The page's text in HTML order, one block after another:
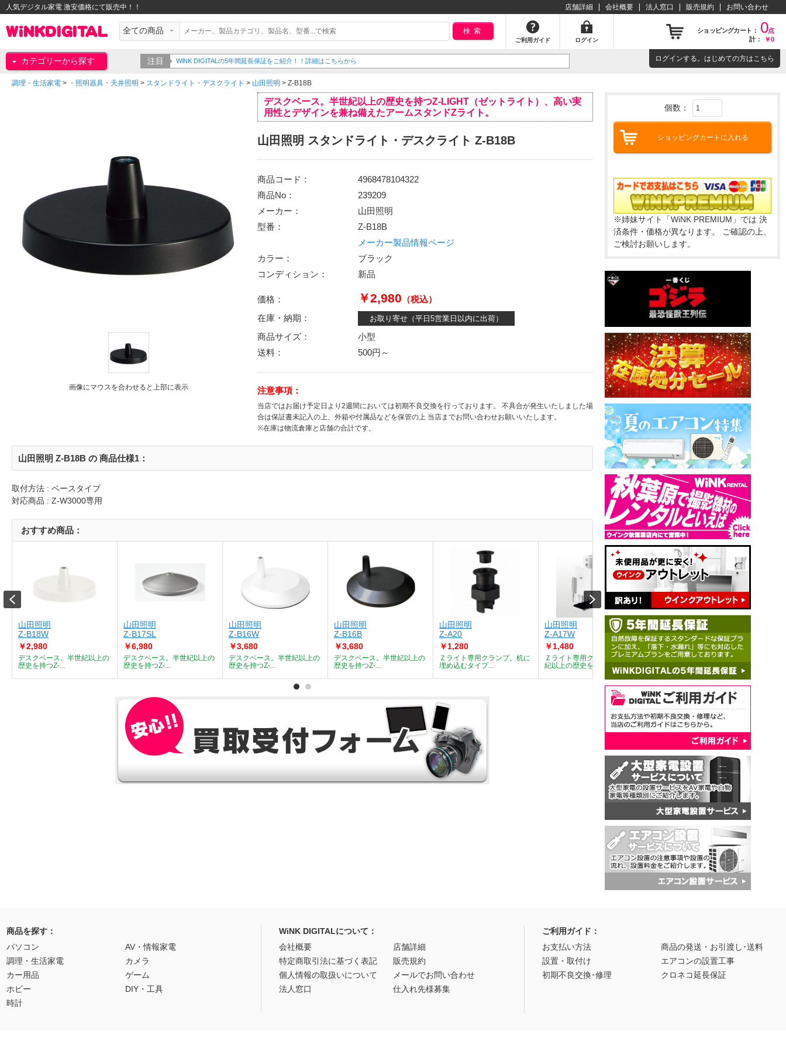
人気デジタル家電 激安価格にて販売中！！ 店舗詳細 会社概要 法人窓口 販売規約 お問い合わせ
検索
ご利用ガイド ログイン
ショッピングカート： 0点
計：
￥0
カテゴリーから探す 注目 WiNK DIGITALの5年間延長保証をご紹介！！詳細はこちらから ログインする。はじめての方はこちら
調理・生活家電 > ・照明器具・天井照明 > スタンドライト・デスクライト > 山田照明 > Z-B18B
画像にマウスを合わせると上部に表示
デスクベース。半世紀以上の歴史を持つZ-LIGHT（ゼットライト）、高い実
用性とデザインを兼ね備えたアームスタンドZライト。
山田照明 スタンドライト・デスクライト Z-B18B
商品コード：
4968478104322
商品No：
239209
メーカー：
山田照明
型番：
Z-B18B
メーカー製品情報ページ
カラー：
ブラック
コンディション：
新品
価格： ￥2,980 （税込）
在庫・納期：
お取り寄せ（平日5営業日以内に出荷）
商品サイズ：
小型
送料：
500円～
注意事項：
当店ではお届け予定日より2週間においては初期不良交換を行っております。 不具合が発生いたしました場
合は保証書未記入の上、外箱や付属品などを保管の上 当店までお問い合わせお願いいたします。
※在庫は物流倉庫と店舗の合計です。
山田照明 Z-B18B の 商品仕様1：
取付方法 : ベースタイプ
対応商品 : Z-W3000専用
おすすめ商品：
山田照明
Z-B18W
￥2,980
デスクベース。半世紀以上の
歴史を持つZ-...
山田照明
Z-B17SL
￥6,980
デスクベース。半世紀以上の
歴史を持つZ-...
山田照明
Z-B16W
￥3,680
デスクベース。半世紀以上の
歴史を持つZ-...
山田照明
Z-B16B
￥3,680
デスクベース。半世紀以上の
歴史を持つZ-...
山田照明
Z-A20
￥1,280
Ｚライト専用クランプ。机に
埋め込むタイプ...
山田照明
Z-A17W
￥1,480
Ｚライト専用クランプ。半世
紀以上の歴史を...
山田照明
Z-108NGY
￥7,510
好きな処でピタッと止まる、
半世紀以上に渡...
個数：
ショッピングカートに入れる
※姉妹サイト「WiNK PREMIUM」では 決
済条件・価格が異なります。 ご確認の上、
ご検討お願いします。
商品を探す：
パソコン
AV・情報家電
調理・生活家電
カメラ
カー用品
ゲーム
ホビー
DIY・工具
時計
WiNK DIGITALについて：
会社概要
店舗詳細
特定商取引法に基づく表記
販売規約
個人情報の取扱いについて
メールでお問い合わせ
法人窓口
仕入れ先様募集
ご利用ガイド：
お支払い方法
商品の発送・お引渡し･送料
設置・取付け
エアコンの設置工事
初期不良交換･修理
クロネコ延長保証